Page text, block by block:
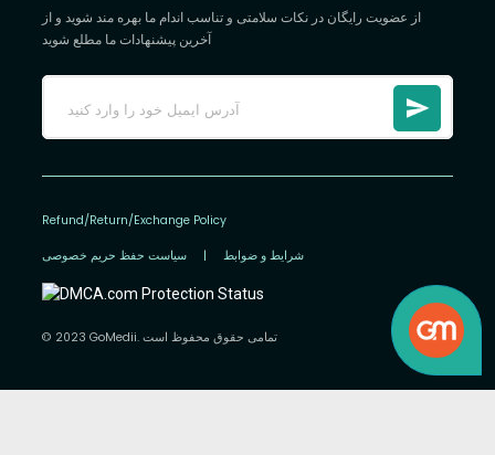
از عضویت رایگان در نکات سلامتی و تناسب اندام ما بهره مند شوید و از
آخرین پیشنهادات ما مطلع شوید
Refund/Return/Exchange Policy
سیاست حفظ حریم خصوصی | شرایط و ضوابط
© 2023 GoMedii. تمامی حقوق محفوظ است